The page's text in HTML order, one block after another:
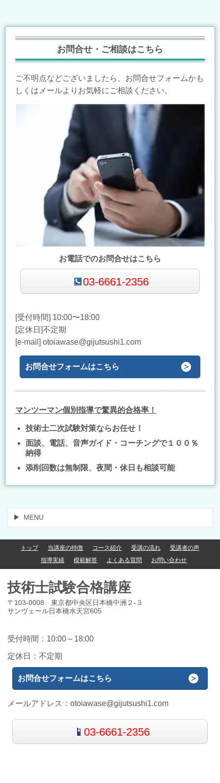
お問合せ・ご相談はこちら
ご不明点などございましたら、お問合せフォームかも
しくはメールよりお気軽にご相談ください。
お電話でのお問合せはこちら
03-6661-2356
[受付時間] 10:00〜18:00
[定休日]不定期
[e-mail] otoiawase@gijutsushi1.com
お問合せフォームはこちら
マンツーマン個別指導で驚異的合格率！
技術士二次試験対策ならお任せ！
面談、電話、音声ガイド・コーチングで１００％
納得
添削回数は無制限、夜間・休日も相談可能
MENU
トップ 当講座の特徴 コース紹介 受講の流れ
受講者の声
指導実績
模範解答 よくある質問 お問い合わせ
技術士試験合格講座
〒103-0008 東京都中央区日本橋中洲２-３
サンヴェール日本橋水天宮605
受付時間：10:00～18:00
定休日：不定期
お問合せフォームはこちら
メールアドレス： otoiawase@gijutsushi1.com
03-6661-2356